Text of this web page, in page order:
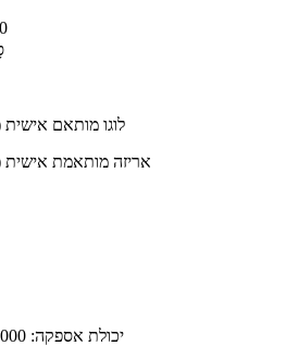
לוגו מותאם אישית
אריזה מותאמת אישית
יכולת אספקה: 1000000 קילוגרם/קילוגרם לחודש